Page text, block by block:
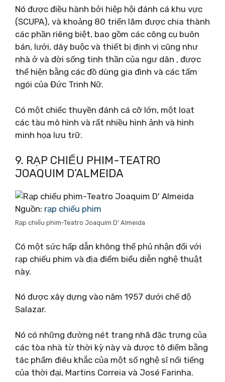
Nó được điều hành bởi hiệp hội đánh cá khu vực
(SCUPA), và khoảng 80 triển lãm được chia thành
các phần riêng biệt, bao gồm các công cụ buôn
bán, lưới, dây buộc và thiết bị định vị cũng như
nhà ở và đời sống tinh thần của ngư dân , được
thể hiện bằng các đồ dùng gia đình và các tấm
ngói của Đức Trinh Nữ.
Có một chiếc thuyền đánh cá cỡ lớn, một loạt
các tàu mô hình và rất nhiều hình ảnh và hình
minh họa lưu trữ.
9. RẠP CHIẾU PHIM-TEATRO
JOAQUIM D’ALMEIDA
Nguồn: rạp chiếu phim
Rạp chiếu phim-Teatro Joaquim D’ Almeida
Có một sức hấp dẫn không thể phủ nhận đối với
rạp chiếu phim và địa điểm biểu diễn nghệ thuật
này.
Nó được xây dựng vào năm 1957 dưới chế độ
Salazar.
Nó có những đường nét trang nhã đặc trưng của
các tòa nhà từ thời kỳ này và được tô điểm bằng
tác phẩm điêu khắc của một số nghệ sĩ nổi tiếng
của thời đại, Martins Correia và José Farinha.